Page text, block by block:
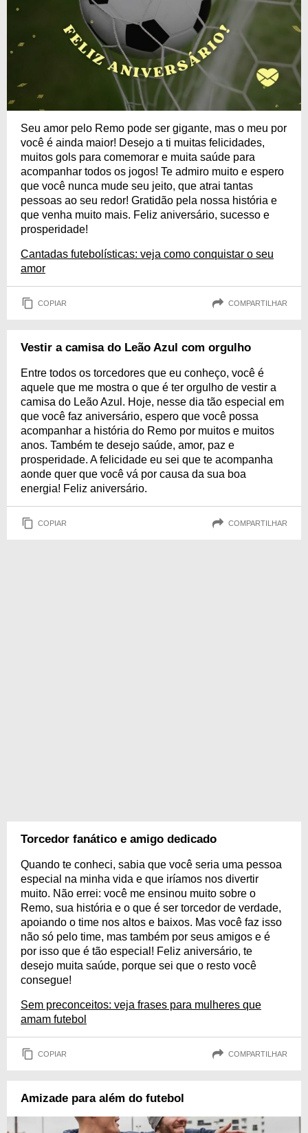
Seu amor pelo Remo pode ser gigante, mas o meu por
você é ainda maior! Desejo a ti muitas felicidades,
muitos gols para comemorar e muita saúde para
acompanhar todos os jogos! Te admiro muito e espero
que você nunca mude seu jeito, que atrai tantas
pessoas ao seu redor! Gratidão pela nossa história e
que venha muito mais. Feliz aniversário, sucesso e
prosperidade!
Cantadas futebolísticas: veja como conquistar o seu
amor
COPIAR COMPARTILHAR
Vestir a camisa do Leão Azul com orgulho
Entre todos os torcedores que eu conheço, você é
aquele que me mostra o que é ter orgulho de vestir a
camisa do Leão Azul. Hoje, nesse dia tão especial em
que você faz aniversário, espero que você possa
acompanhar a história do Remo por muitos e muitos
anos. Também te desejo saúde, amor, paz e
prosperidade. A felicidade eu sei que te acompanha
aonde quer que você vá por causa da sua boa
energia! Feliz aniversário.
COPIAR COMPARTILHAR
Torcedor fanático e amigo dedicado
Quando te conheci, sabia que você seria uma pessoa
especial na minha vida e que iríamos nos divertir
muito. Não errei: você me ensinou muito sobre o
Remo, sua história e o que é ser torcedor de verdade,
apoiando o time nos altos e baixos. Mas você faz isso
não só pelo time, mas também por seus amigos e é
por isso que é tão especial! Feliz aniversário, te
desejo muita saúde, porque sei que o resto você
consegue!
Sem preconceitos: veja frases para mulheres que
amam futebol
COPIAR COMPARTILHAR
Amizade para além do futebol